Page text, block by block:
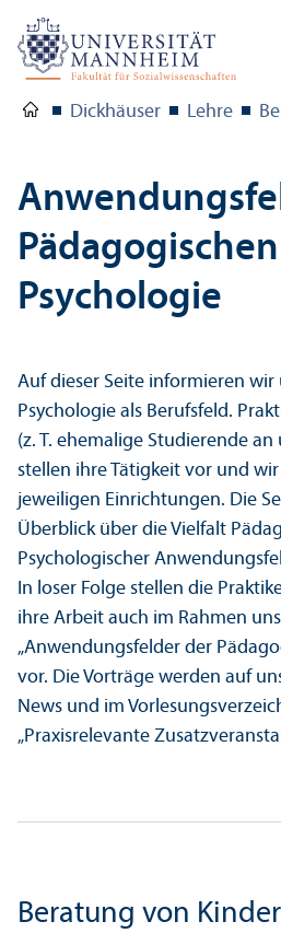
Dickhäuser Lehre
Pädagogischen
Psychologie
Auf dieser Seite informieren wir
Psychologie als Berufsfeld.
(z. T. ehemalige Studierende
stellen ihre Tätigkeit vor und
jeweiligen Einrichtungen. Die
Über­blick über die Vielfalt
Psychologischer
In loser Folge stellen die
ihre Arbeit auch im Rahmen
„Anwendungs­felder der
vor. Die Vorträge werden auf
News und im
„Praxisrelevante
Beratung von